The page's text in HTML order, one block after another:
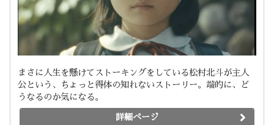
まさに人生を懸けてストーキングをしている松村北斗が主人
公という、ちょっと得体の知れないストーリー。端的に、ど
うなるのか気になる。
詳細ページ